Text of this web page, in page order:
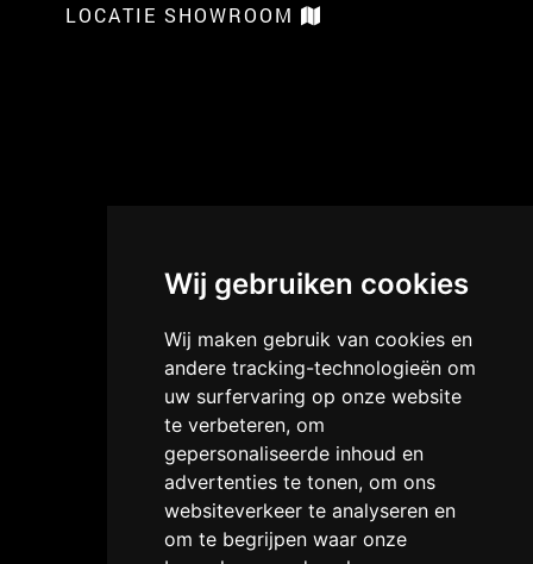
Wij gebruiken cookies
Wij maken gebruik van cookies en
andere tracking-technologieën om
uw surfervaring op onze website
te verbeteren, om
gepersonaliseerde inhoud en
advertenties te tonen, om ons
websiteverkeer te analyseren en
om te begrijpen waar onze
LOCATIE SHOWROOM